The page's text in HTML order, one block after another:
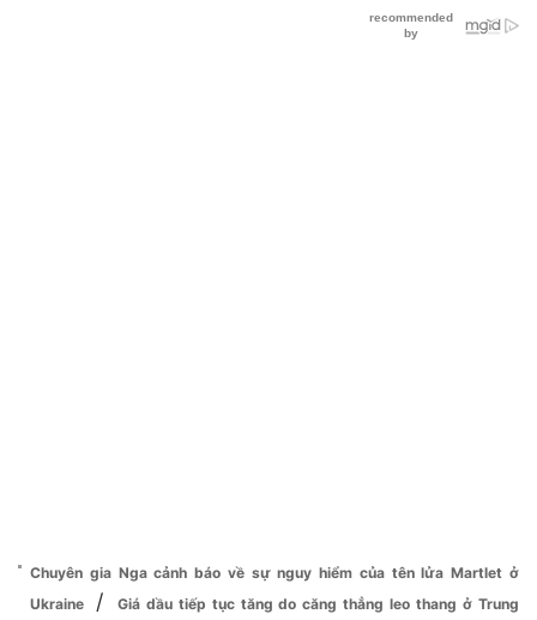
Chuyên gia Nga cảnh báo về sự nguy hiểm của tên lửa Martlet ở
Ukraine
/
Giá dầu tiếp tục tăng do căng thẳng leo thang ở Trung